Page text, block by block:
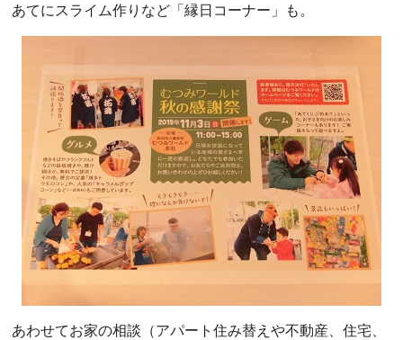
あてにスライム作りなど「縁日コーナー」も。
あわせてお家の相談（アパート住み替えや不動産、住宅、